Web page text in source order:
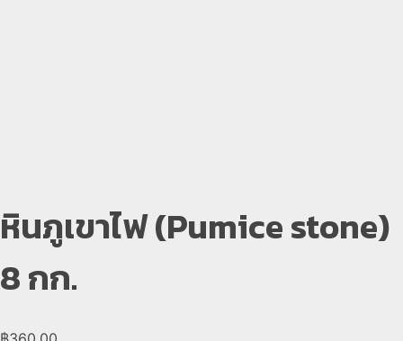
หินภูเขาไฟ (Pumice stone)
8 กก.